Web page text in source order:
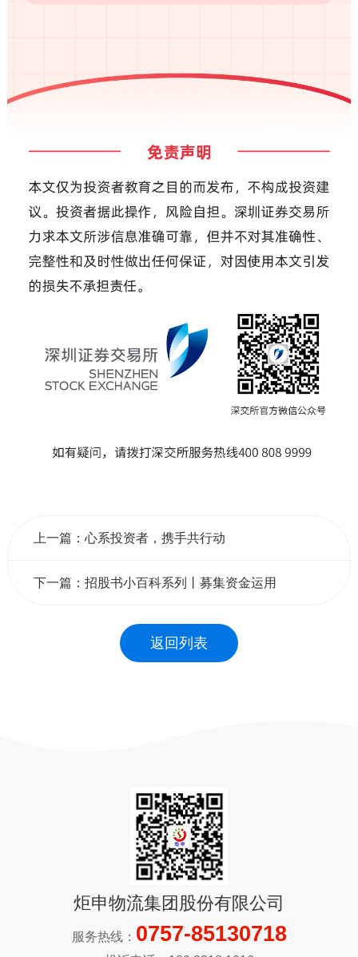
上一篇：心系投资者，携手共行动
下一篇：招股书小百科系列丨募集资金运用
返回列表
炬申物流集团股份有限公司
服务热线： 0757-85130718